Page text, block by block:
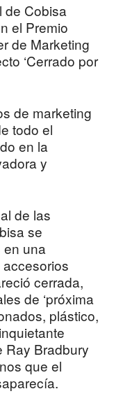
de Cobisa
el Premio
de Marketing
‘Cerrado por
de marketing
todo el
en la
y
de las
se
una
cerrada,
de ‘próxima
plástico,
Ray Bradbury
que el